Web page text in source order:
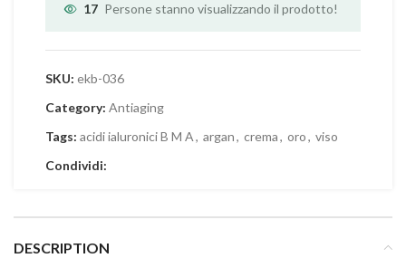
17 Persone stanno visualizzando il prodotto!
SKU: ekb-036
Category: Antiaging
Tags: acidi ialuronici B M A, argan, crema, oro, viso
Condividi:
DESCRIPTION